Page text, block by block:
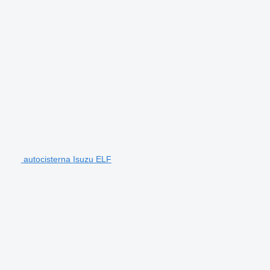
autocisterna Isuzu ELF